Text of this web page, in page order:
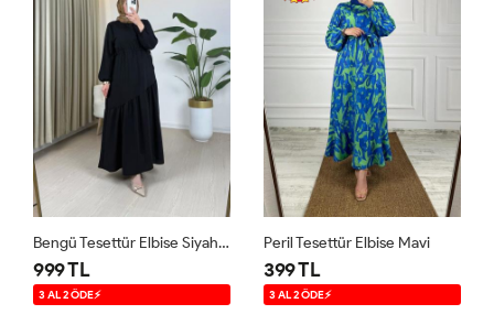
Bengü Tesettür Elbise Siyah Siyah
999 TL
3 AL 2 ÖDE⚡
Peril Tesettür Elbise Mavi
399 TL
3 AL 2 ÖDE⚡